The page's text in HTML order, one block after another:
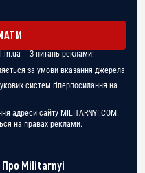
| З питань реклами:
за умови вказання джерела
систем гіперпосилання на
адреси сайту MILITARNYI.COM.
на правах реклами.
Про Militarnyi